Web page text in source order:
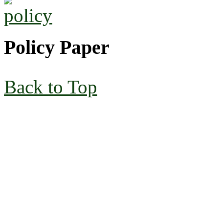
Policy Paper
Back to Top